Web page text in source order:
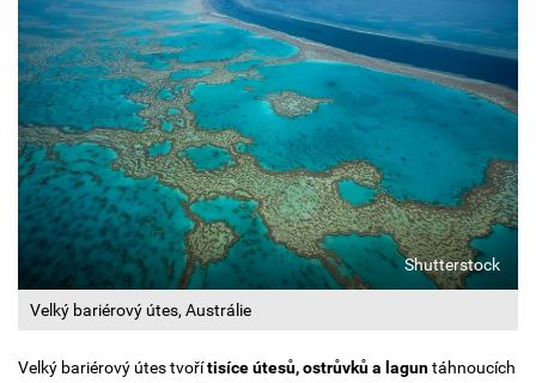
Velký bariérový útes, Austrálie
Shutterstock
Velký bariérový útes tvořítisíce útesů, ostrůvků a laguntáhnoucích